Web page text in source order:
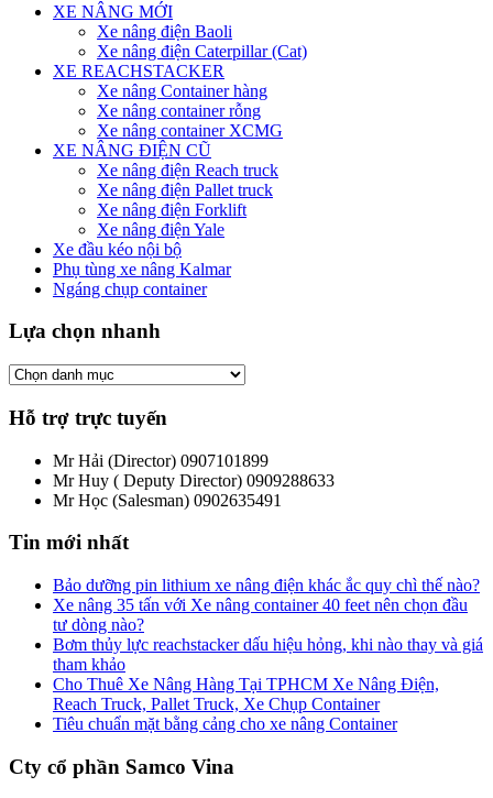
XE NÂNG MỚI
Xe nâng điện Baoli
Xe nâng điện Caterpillar (Cat)
XE REACHSTACKER
Xe nâng Container hàng
Xe nâng container rỗng
Xe nâng container XCMG
XE NÂNG ĐIỆN CŨ
Xe nâng điện Reach truck
Xe nâng điện Pallet truck
Xe nâng điện Forklift
Xe nâng điện Yale
Xe đầu kéo nội bộ
Phụ tùng xe nâng Kalmar
Ngáng chụp container
Lựa chọn nhanh
Hỗ trợ trực tuyến
Mr Hải (Director) 0907101899
Mr Huy ( Deputy Director) 0909288633
Mr Học (Salesman) 0902635491
Tin mới nhất
Bảo dưỡng pin lithium xe nâng điện khác ắc quy chì thế nào?
Xe nâng 35 tấn với Xe nâng container 40 feet nên chọn đầu
tư dòng nào?
Bơm thủy lực reachstacker dấu hiệu hỏng, khi nào thay và giá
tham khảo
Cho Thuê Xe Nâng Hàng Tại TPHCM Xe Nâng Điện,
Reach Truck, Pallet Truck, Xe Chụp Container
Tiêu chuẩn mặt bằng cảng cho xe nâng Container
Cty cổ phần Samco Vina